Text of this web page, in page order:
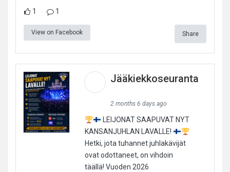
1 1
View on Facebook Share
Jääkiekkoseuranta
2 months 6 days ago
LEIJONAT SAAPUVAT NYT
KANSANJUHLAN LAVALLE!
Hetki, jota tuhannet juhlakävijät
ovat odottaneet, on vihdoin
täällä! Vuoden 2026